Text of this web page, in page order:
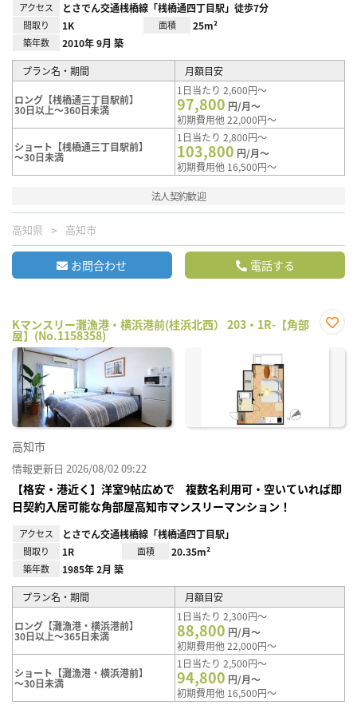
アクセス とさでん交通桟橋線「桟橋通四丁目駅」徒歩7分
間取り 1K 面積 25m²
築年数 2010年 9月 築
プラン名・期間 月額目安
ロング【桟橋通三丁目駅前】
30日以上～360日未満
1日当たり 2,600円～
97,800 円/月～
初期費用他 22,000円～
ショート【桟橋通三丁目駅前】
～30日未満
1日当たり 2,800円～
103,800 円/月～
初期費用他 16,500円～
法人契約歓迎
高知県 高知市
お問合わせ 電話する
Kマンスリー灘漁港・横浜港前(桂浜北西） 203・1R-【角部
屋】(No.1158358)
に入
高知市
情報更新日 2026/08/02 09:22
【格安・港近く】洋室9帖広めで 複数名利用可・空いていれば即
日契約入居可能な角部屋高知市マンスリーマンション！
アクセス とさでん交通桟橋線「桟橋通四丁目駅」
間取り 1R 面積 20.35m²
築年数 1985年 2月 築
プラン名・期間 月額目安
ロング【灘漁港・横浜港前】
30日以上～365日未満
1日当たり 2,300円～
88,800 円/月～
初期費用他 22,000円～
ショート【灘漁港・横浜港前】
～30日未満
1日当たり 2,500円～
94,800 円/月～
初期費用他 16,500円～